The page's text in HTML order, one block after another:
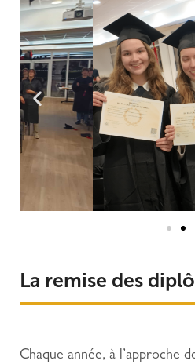
La remise des
Chaque année, à l’approche